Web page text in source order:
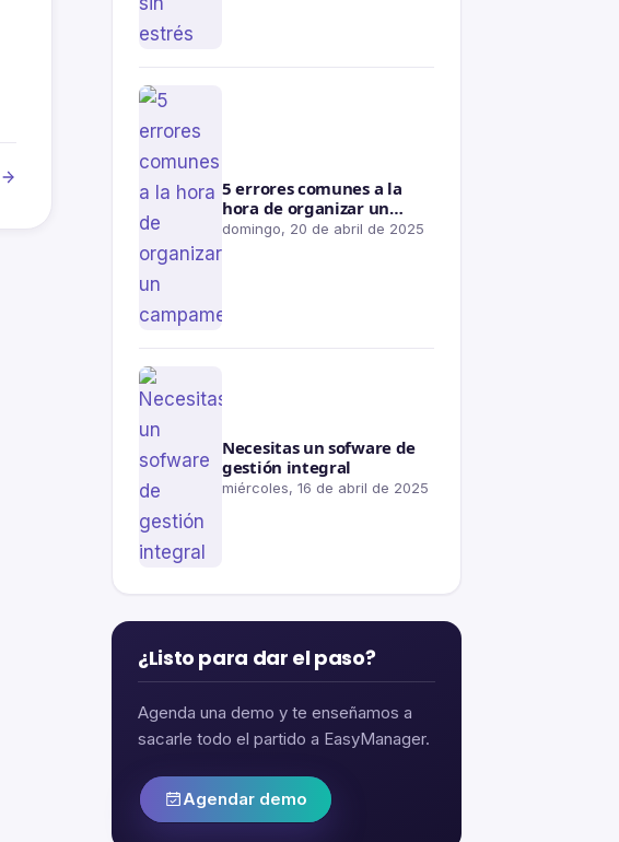
5 errores comunes a la
hora de organizar un
campamento
domingo, 20 de abril de 2025
Necesitas un sofware de
gestión integral
miércoles, 16 de abril de 2025
¿Listo para dar el paso?
Agenda una demo y te enseñamos a
sacarle todo el partido a EasyManager.
Agendar demo